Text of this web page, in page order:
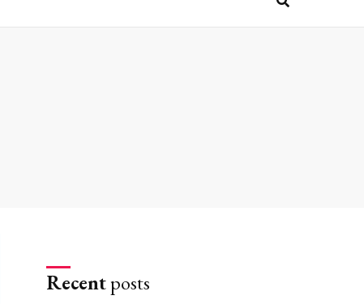
Recentposts